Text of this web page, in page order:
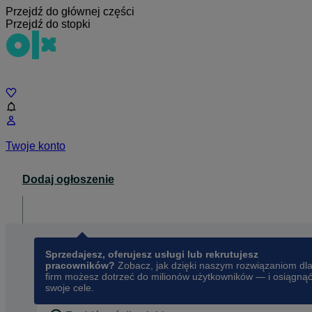
Przejdź do głównej części
Przejdź do stopki
Twoje konto
Dodaj ogłoszenie
Sprzedajesz, oferujesz usługi lub rekrutujesz
pracowników? Zobacz, jak dzięki naszym rozwiązaniom dla
firm możesz dotrzeć do milionów użytkowników — i osiągnąć
swoje cele.